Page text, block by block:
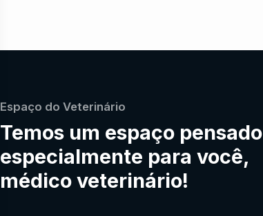
Espaço do Veterinário
Temos um espaço pensado
especialmente para você,
médico veterinário!